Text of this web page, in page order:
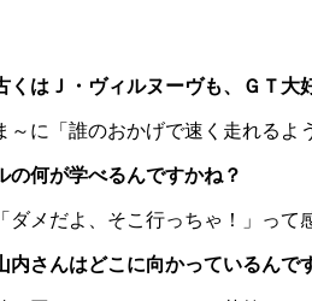
はＪ・ヴィルヌーヴも、ＧＴ大
に「誰のおかげで速く走れるよ
何が学べるんですかね？
メだよ、そこ行っちゃ！」って
さんはどこに向かっているんで